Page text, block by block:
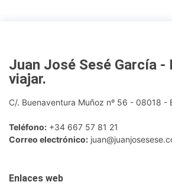
Juan José Sesé García -
viajar.
C/. Buenaventura Muñoz nº 56 - 08018 -
Teléfono: +34 667 57 81 21
Correo electrónico:
Enlaces web